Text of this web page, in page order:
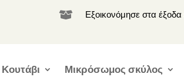
 Εξοικονόμησε στα
Κουτάβι Μικρόσωμος σκύλος